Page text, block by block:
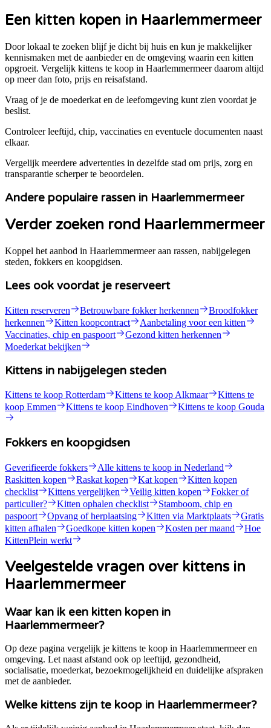
Een kitten kopen in Haarlemmermeer
Door lokaal te zoeken blijf je dicht bij huis en kun je makkelijker
kennismaken met de aanbieder en de omgeving waarin een kitten
opgroeit. Vergelijk kittens te koop in Haarlemmermeerdaarom altijd
op meer dan foto, prijs en reisafstand.
Vraag of je de moederkat en de leefomgeving kunt zien voordat je
beslist.
Controleer leeftijd, chip, vaccinaties en eventuele documenten naast
elkaar.
Vergelijk meerdere advertenties in dezelfde stad om prijs, zorg en
transparantie scherper te beoordelen.
Andere populaire rassen in Haarlemmermeer
Verder zoeken rond Haarlemmermeer
Koppel het aanbod in Haarlemmermeer aan rassen, nabijgelegen
steden, fokkers en koopgidsen.
Lees ook voordat je reserveert
Kitten reserveren Betrouwbare fokker herkennen
Broodfokker
herkennen
Kitten koopcontract
Aanbetaling voor een kitten
Vaccinaties, chip en paspoort
Gezond kitten herkennen
Moederkat bekijken
Kittens in nabijgelegen steden
Kittens te koop Rotterdam Kittens te koop Alkmaar
Kittens te
koop Emmen
Kittens te koop Eindhoven Kittens te koop Gouda
Fokkers en koopgidsen
Geverifieerde fokkers
Alle kittens te koop in Nederland
Raskitten kopen
Raskat kopen Kat kopen
Kitten kopen
checklist
Kittens vergelijken Veilig kitten kopen
Fokker of
particulier?
Kitten ophalen checklist
Stamboom, chip en
paspoort
Opvang of herplaatsing Kitten via Marktplaats
Gratis
kitten afhalen
Goedkope kitten kopen Kosten per maand
Hoe
KittenPlein werkt
Veelgestelde vragen over kittens in
Haarlemmermeer
Waar kan ik een kitten kopen in
Haarlemmermeer?
Op deze pagina vergelijk je kittens te koop in Haarlemmermeer en
omgeving. Let naast afstand ook op leeftijd, gezondheid,
socialisatie, moederkat, bezoekmogelijkheid en duidelijke afspraken
met de aanbieder.
Welke kittens zijn te koop in Haarlemmermeer?